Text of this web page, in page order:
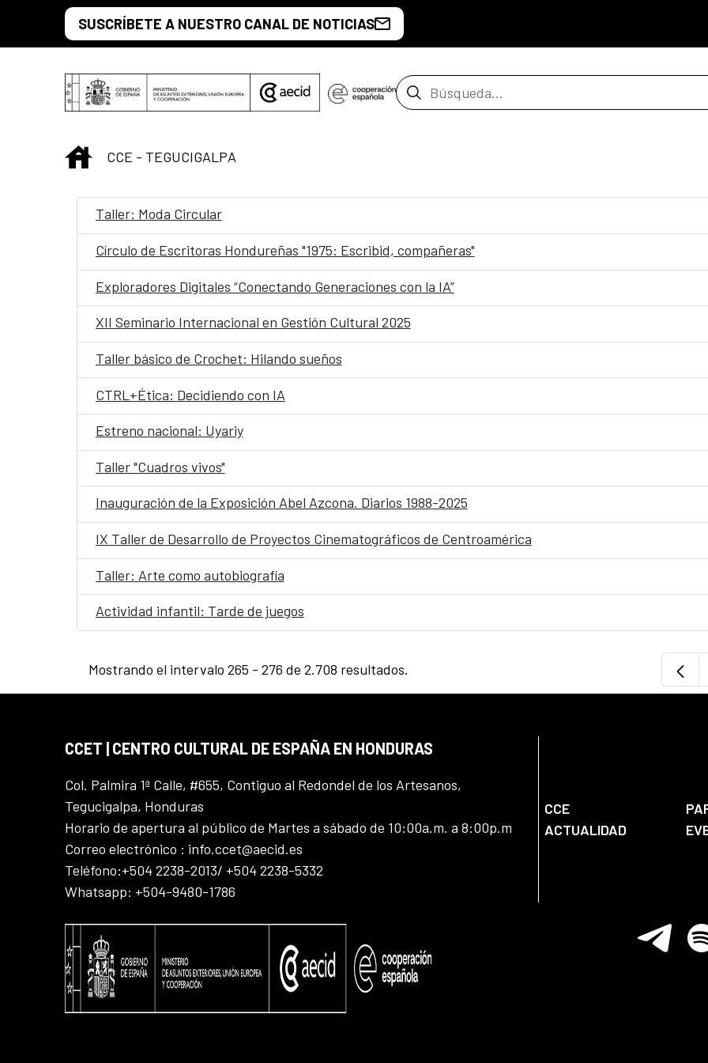
Saltar al contenido principal
SUSCRÍBETE A NUESTRO CANAL DE NOTICIAS
Barra de búsqueda
INICIO
CCE - TEGUCIGALPA
Taller: Moda Circular
Círculo de Escritoras Hondureñas "1975: Escribid, compañeras"
Exploradores Digitales “Conectando Generaciones con la IA”
XII Seminario Internacional en Gestión Cultural 2025
Taller básico de Crochet: Hilando sueños
CTRL+Ética: Decidiendo con IA
Estreno nacional: Uyariy
Taller "Cuadros vivos"
Inauguración de la Exposición Abel Azcona. Diarios 1988-2025
IX Taller de Desarrollo de Proyectos Cinematográficos de Centroamérica
Taller: Arte como autobiografía
Actividad infantil: Tarde de juegos
Mostrando el intervalo 265 - 276 de 2.708 resultados.
CCET | CENTRO CULTURAL DE ESPAÑA EN HONDURAS
Col. Palmira 1ª Calle, #655, Contiguo al Redondel de los Artesanos,
Tegucigalpa, Honduras
Horario de apertura al público de Martes a sábado de 10:00a.m. a 8:00p.m
Correo electrónico : info.ccet@aecid.es
Teléfono:+504 2238-2013/ +504 2238-5332
Whatsapp: +504-9480-1786
CCE
ACTUALIDAD
Telegram